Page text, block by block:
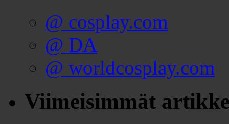
@ cosplay.com
@ DA
@ worldcosplay.com
Viimeisimmät